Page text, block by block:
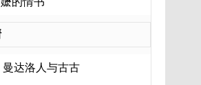
达洛人与古古